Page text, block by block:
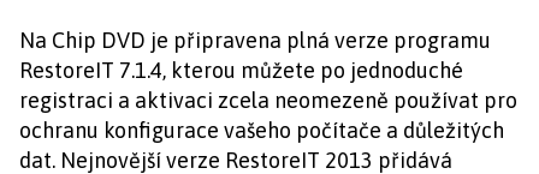
Na Chip DVD je připravena plná verze programu
RestoreIT 7.1.4, kterou můžete po jednoduché
registraci a aktivaci zcela neomezeně používat pro
ochranu konfigurace vašeho počítače a důležitých
dat. Nejnovější verze RestoreIT 2013 přidává